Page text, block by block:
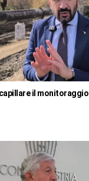
il monitoraggio